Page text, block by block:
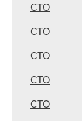
СТО
СТО
СТО
СТО
СТО